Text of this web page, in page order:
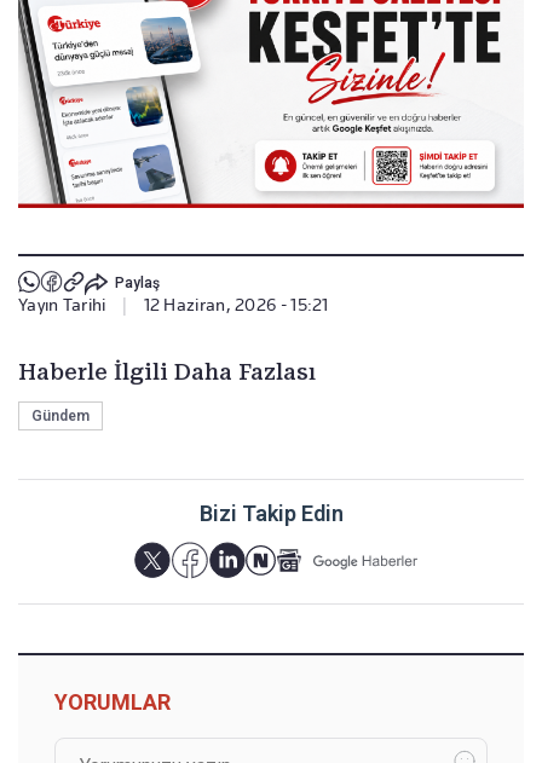
Paylaş
Yayın Tarihi | 12 Haziran, 2026 - 15:21
Haberle İlgili Daha Fazlası
Gündem
Bizi Takip Edin
YORUMLAR